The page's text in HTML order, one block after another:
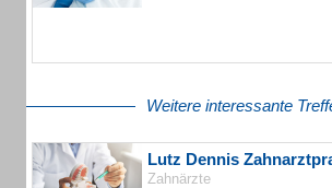
Weitere interessante
Lutz Dennis
Zahnärzte